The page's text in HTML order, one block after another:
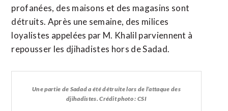
profanées, des maisons et des magasins sont
détruits. Après une semaine, des milices
loyalistes appelées par M. Khalil parviennent à
repousser les djihadistes hors de Sadad.
Une partie de Sadad a été détruite lors de l’attaque des
djihadistes. Crédit photo : CSI